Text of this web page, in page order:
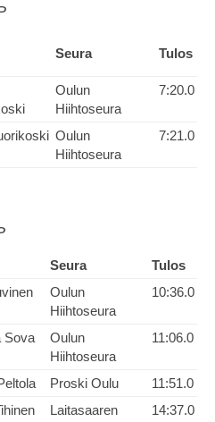
Seura Tulos
Oulun
Hiihtoseura
7:20.0
Oulun
Hiihtoseura
7:21.0
Seura
Tulos
Oulun
Hiihtoseura
10:36.0
Sova
Oulun
Hiihtoseura
11:06.0
Proski Oulu
11:51.0
Laitasaaren
14:37.0